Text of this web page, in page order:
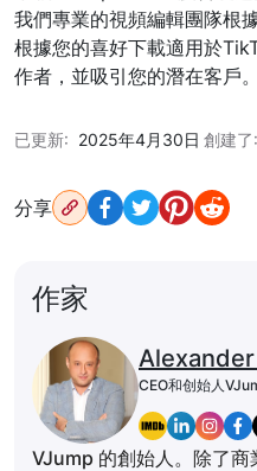
我們專業的視頻編輯團隊根
根據您的喜好下載適用於
作者，並吸引您的潛在客戶。
已更新: 2025年4月30日 創建了:
分享
作家
CEO和创始人
VJump 的創始人。除了